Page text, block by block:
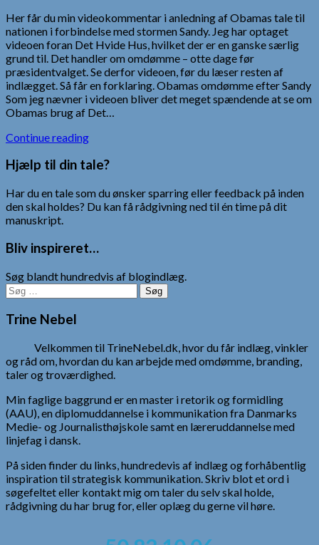
Her får du min videokommentar i anledning af Obamas tale til
nationen i forbindelse med stormen Sandy. Jeg har optaget
videoen foran Det Hvide Hus, hvilket der er en ganske særlig
grund til. Det handler om omdømme – otte dage før
præsidentvalget. Se derfor videoen, før du læser resten af
indlægget. Så får en forklaring. Obamas omdømme efter Sandy
Som jeg nævner i videoen bliver det meget spændende at se om
Obamas brug af Det…
Continue reading
Hjælp til din tale?
Har du en tale som du ønsker sparring eller feedback på inden
den skal holdes? Du kan få rådgivning ned til én time på dit
manuskript.
Bliv inspireret…
Søg blandt hundredvis af blogindlæg.
Søg
efter:
Trine Nebel
Velkommen til TrineNebel.dk, hvor du får indlæg, vinkler
og råd om, hvordan du kan arbejde med omdømme, branding,
taler og troværdighed.
Min faglige baggrund er en master i retorik og formidling
(AAU), en diplomuddannelse i kommunikation fra Danmarks
Medie- og Journalisthøjskole samt en læreruddannelse med
linjefag i dansk.
På siden finder du links, hundredevis af indlæg og forhåbentlig
inspiration til strategisk kommunikation. Skriv blot et ord i
søgefeltet eller kontakt mig om taler du selv skal holde,
rådgivning du har brug for, eller oplæg du gerne vil høre.